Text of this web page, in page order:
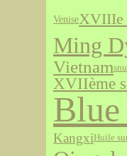
VeniseXVIIIe
Ming
Vietnam
XVIIème
KangxiHuile